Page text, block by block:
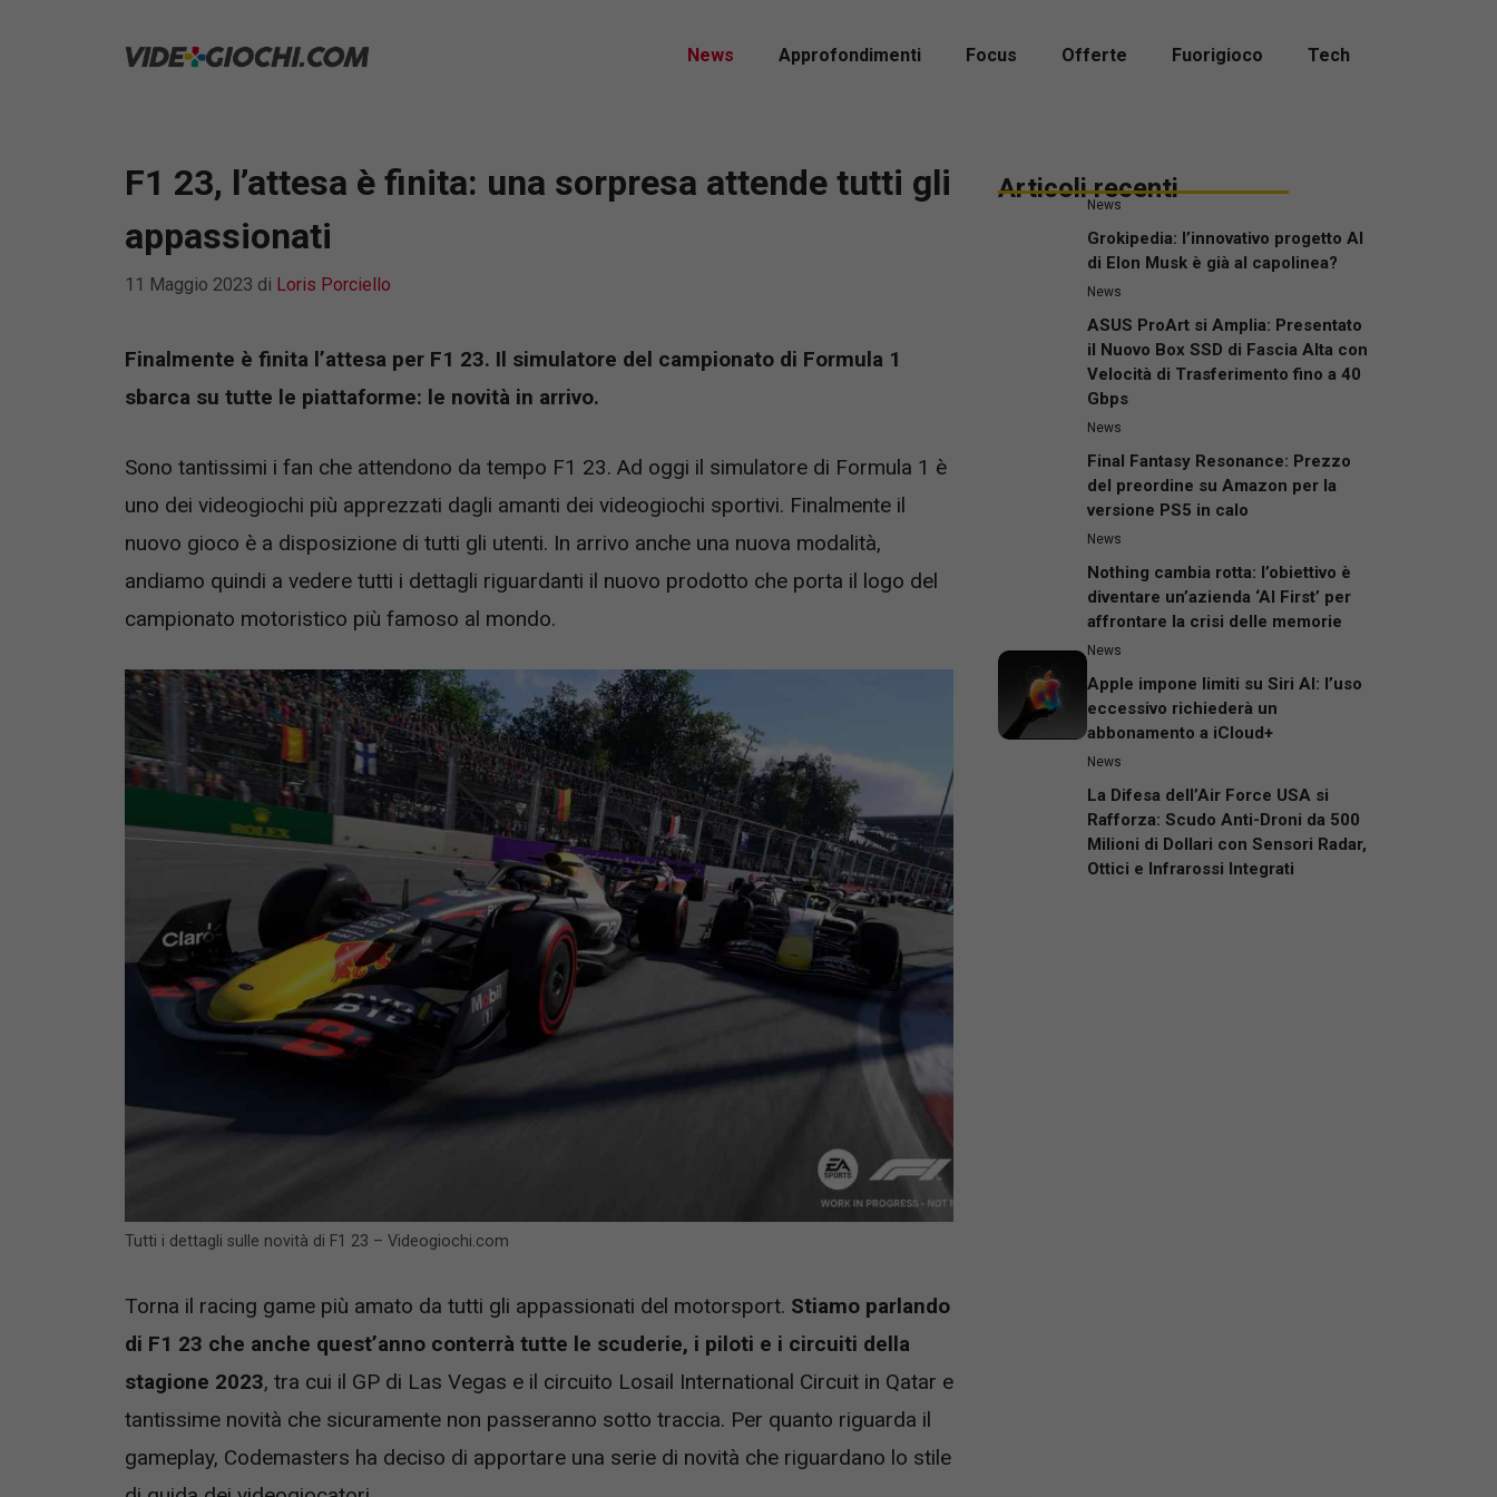
News Approfondimenti Focus Offerte Fuorigioco Tech
F1 23, l’attesa è finita: una sorpresa attende tutti gli
appassionati
11 Maggio 2023 di Loris Porciello
Finalmente è finita l’attesa per F1 23. Il simulatore del campionato di Formula 1
sbarca su tutte le piattaforme: le novità in arrivo.
Sono tantissimi i fan che attendono da tempo F1 23. Ad oggi il simulatore di Formula 1 è
uno dei videogiochi più apprezzati dagli amanti dei videogiochi sportivi. Finalmente il
nuovo gioco è a disposizione di tutti gli utenti. In arrivo anche una nuova modalità,
andiamo quindi a vedere tutti i dettagli riguardanti il nuovo prodotto che porta il logo del
campionato motoristico più famoso al mondo.
Tutti i dettagli sulle novità di F1 23 – Videogiochi.com
Torna il racing game più amato da tutti gli appassionati del motorsport. Stiamo parlando
di F1 23 che anche quest’anno conterrà tutte le scuderie, i piloti e i circuiti della
stagione 2023, tra cui il GP di Las Vegas e il circuito Losail International Circuit in Qatar e
tantissime novità che sicuramente non passeranno sotto traccia. Per quanto riguarda il
gameplay, Codemasters ha deciso di apportare una serie di novità che riguardano lo stile
Articoli recenti
News
Grokipedia: l’innovativo progetto AI
di Elon Musk è già al capolinea?
News
ASUS ProArt si Amplia: Presentato
il Nuovo Box SSD di Fascia Alta con
Velocità di Trasferimento fino a 40
Gbps
News
Final Fantasy Resonance: Prezzo
del preordine su Amazon per la
versione PS5 in calo
News
Nothing cambia rotta: l’obiettivo è
diventare un’azienda ‘AI First’ per
affrontare la crisi delle memorie
News
Apple impone limiti su Siri AI: l’uso
eccessivo richiederà un
abbonamento a iCloud+
News
La Difesa dell’Air Force USA si
Rafforza: Scudo Anti-Droni da 500
Milioni di Dollari con Sensori Radar,
Ottici e Infrarossi Integrati